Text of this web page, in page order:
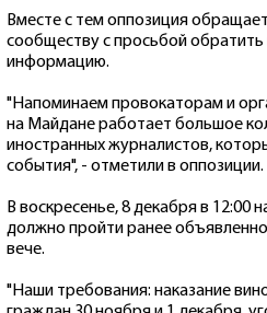
Вместе с тем оппозиция
сообществу с просьбой обратить
информацию.
"Напоминаем провокаторам и
на Майдане работает большое
иностранных журналистов,
события", - отметили в оппозиции.
В воскресенье, 8 декабря в 12:00
должно пройти ранее
вече.
"Наши требования: наказание